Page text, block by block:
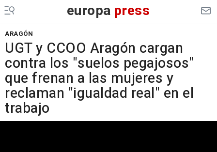
europa press
ARAGÓN
UGT y CCOO Aragón cargan
contra los "suelos pegajosos"
que frenan a las mujeres y
reclaman "igualdad real" en el
trabajo